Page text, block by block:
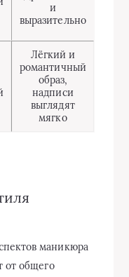
и
выразительно
Лёгкий и
романтичный
образ,
надписи
выглядят
мягко
маникюра
от общего